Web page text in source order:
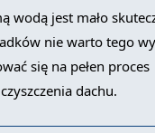
wodą jest mało
nie warto tego
się na pełen proces
dachu.